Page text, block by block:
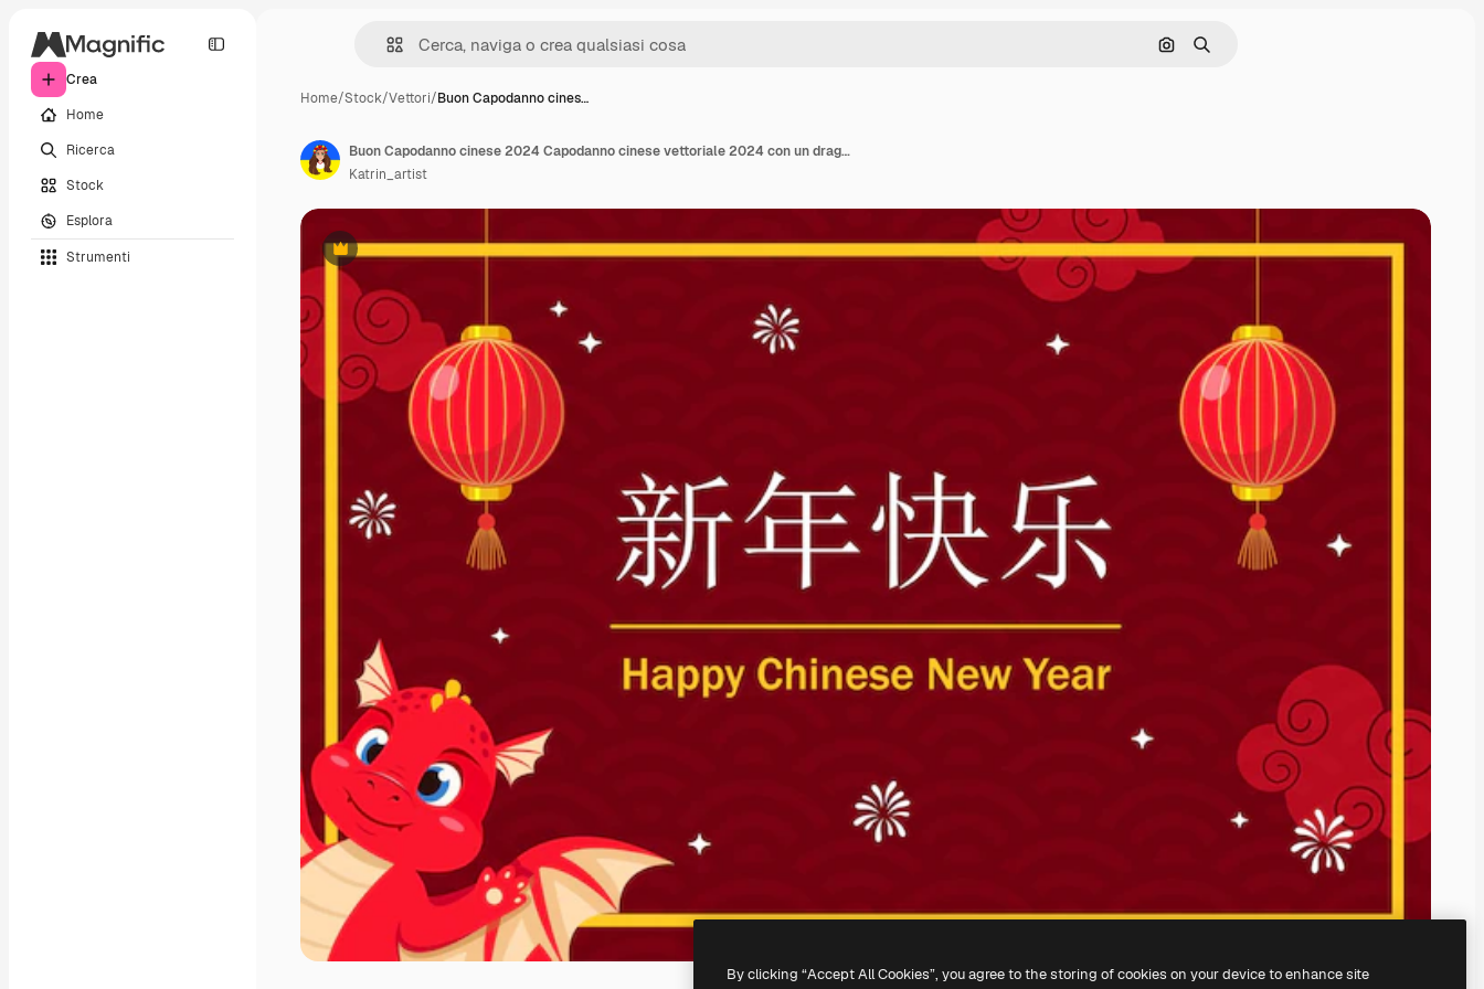
Crea
Home
Ricerca
Stock
Esplora
Strumenti
Cerca per immagine
Ricerca
Home/Stock/Vettori/Buon Capodanno cines…
Premium
Buon Capodanno cinese 2024 Capodanno cinese vettoriale 2024 con un drago cartoon carino
Katrin_artist
By clicking “Accept All Cookies”, you agree to the storing of cookies on your device to enhance site